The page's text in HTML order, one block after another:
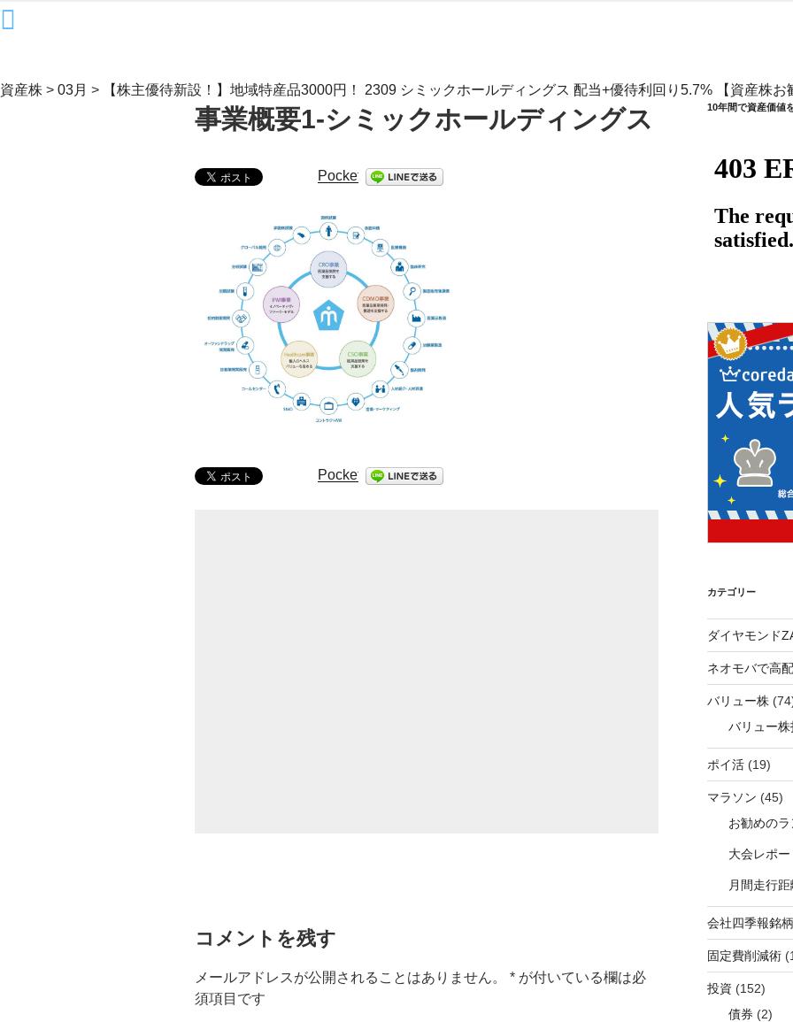
資産株 > 03月 > 【株主優待新設！】地域特産品3000円！ 2309 シミックホールディングス 配当+優待利回り5.7% 【資産株お
事業概要1-シミックホールディングス
Pocket
Pocket
コメントを残す
メールアドレスが公開されることはありません。 * が付いている欄は必
須項目です
10年間で資産価値
カテゴリー
ダイヤモンド
ネオモバで高
バリュー株
バリュー
ポイ活(19)
マラソン (45)
お勧めの
大会レポー
月間走行距
会社四季報銘
固定費削減術
投資 (152)
債券 (2)